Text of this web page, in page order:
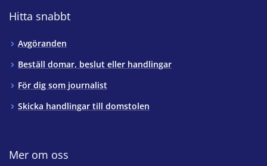
Hitta snabbt
Avgöranden
Beställ domar, beslut eller handlingar
För dig som journalist
Skicka handlingar till domstolen
Mer om oss